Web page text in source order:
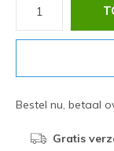
Bestel nu, betaal
Gratis